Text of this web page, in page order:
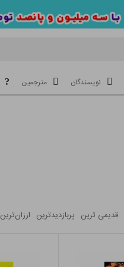
نویسندگان مترجمین
قدیمی ترین پربازدیدترین ارزان‌ترین‌